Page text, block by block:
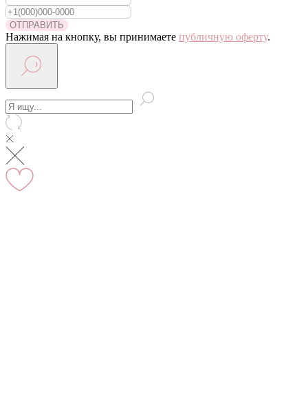
Адрес: г.Москва, мкр Северное Чертаново 1А,
м.Чертановская.
ОТПРАВИТЬ
Нажимая на кнопку, вы принимаете публичную оферту.